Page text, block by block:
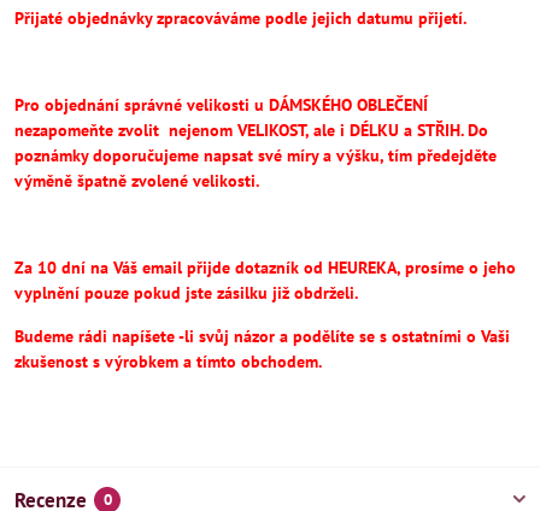
Přijaté objednávky zpracováváme podle jejich datumu přijetí.
Pro objednání správné velikosti u DÁMSKÉHO OBLEČENÍ
nezapomeňte zvolit nejenom VELIKOST, ale i DÉLKU a STŘIH.Do
poznámky doporučujeme napsat své míry a výšku, tím předejděte
výměně špatně zvolené velikosti.
Za 10 dní na Váš email přijde dotazník od HEUREKA, prosíme o jeho
vyplnění pouze pokud jste zásilku již obdrželi.
Budeme rádi napíšete -li svůj názor a podělíte se s ostatními o Vaši
zkušenost s výrobkem a tímto obchodem.
Recenze 0